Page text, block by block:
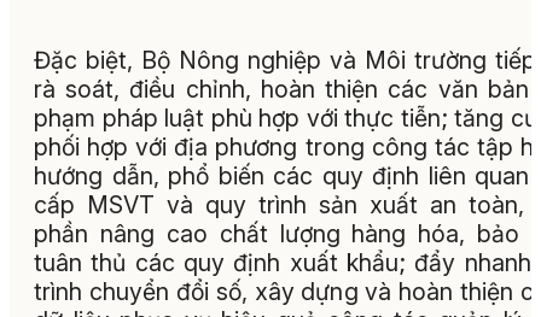
Đặc biệt, Bộ Nông nghiệp và Môi trường
rà soát, điều chỉnh, hoàn thiện các văn bản
phạm pháp luật phù hợp với thực tiễn; tăng
phối hợp với địa phương trong công tác tập
hướng dẫn, phổ biến các quy định liên quan
cấp MSVT và quy trình sản xuất an toàn,
phần nâng cao chất lượng hàng hóa, bảo
tuân thủ các quy định xuất khẩu; đẩy nhanh
trình chuyển đổi số, xây dựng và hoàn thiện